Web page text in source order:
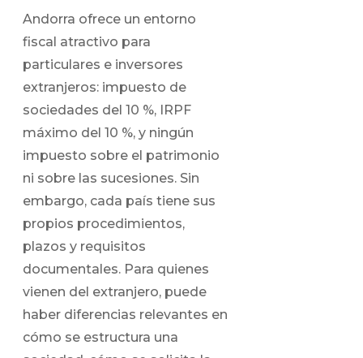
Andorra ofrece un entorno
fiscal atractivo para
particulares e inversores
extranjeros: impuesto de
sociedades del 10 %, IRPF
máximo del 10 %, y ningún
impuesto sobre el patrimonio
ni sobre las sucesiones. Sin
embargo, cada país tiene sus
propios procedimientos,
plazos y requisitos
documentales. Para quienes
vienen del extranjero, puede
haber diferencias relevantes en
cómo se estructura una